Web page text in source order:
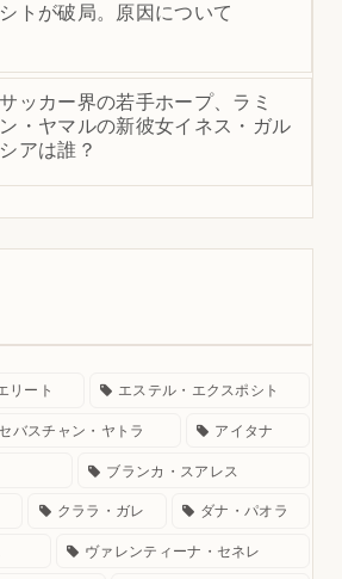
シトが破局。原因について
サッカー界の若手ホープ、ラミ
ン・ヤマルの新彼女イネス・ガル
シアは誰？
リート エステル・エクスポシト
セバスチャン・ヤトラ アイタナ
ブランカ・スアレス
クララ・ガレ ダナ・パオラ
ヴァレンティーナ・セネレ